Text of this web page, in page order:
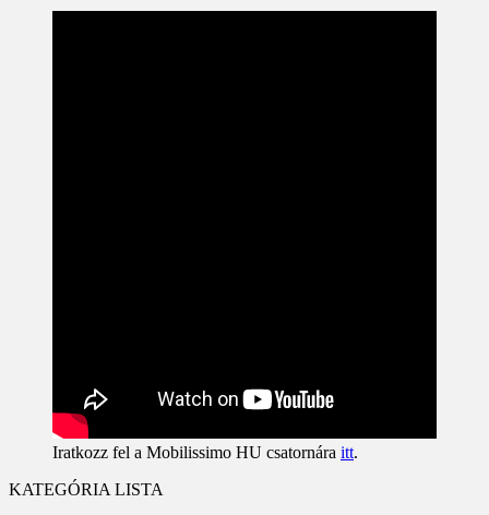
Iratkozz fel a Mobilissimo HU csatornára itt.
KATEGÓRIA LISTA